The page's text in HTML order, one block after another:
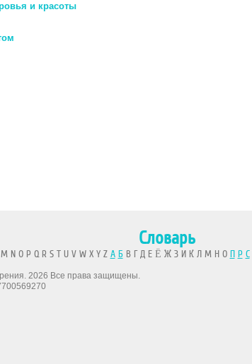
и красоты
Словарь
N O P Q R S T U V W X Y Z А БВ Г Д Е Ё Ж З И К Л М Н О П Р С
2026 Все права защищены.